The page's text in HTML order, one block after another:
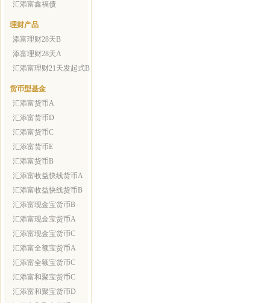
汇添富鑫福债
理财产品
添富理财28天B
添富理财28天A
汇添富理财21天发起式B
货币型基金
汇添富货币A
汇添富货币D
汇添富货币C
汇添富货币E
汇添富货币B
汇添富收益快线货币A
汇添富收益快线货币B
汇添富现金宝货币B
汇添富现金宝货币A
汇添富现金宝货币C
汇添富全额宝货币A
汇添富全额宝货币C
汇添富和聚宝货币C
汇添富和聚宝货币D